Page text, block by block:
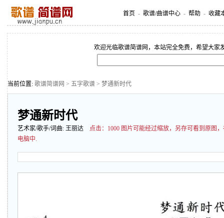
首页 - 歌谱/曲谱中心 - 帮助 - 收藏
欢迎光临歌谱简谱网，本站完全免费，希望大家
当前位置: 歌谱简谱网 > 五字歌谱 > 梦通新时代
梦通新时代
艺术家/歌手/词曲: 王丽达 点击： 1000 图片可能经过缩放，另存可看到原图
电脑中.